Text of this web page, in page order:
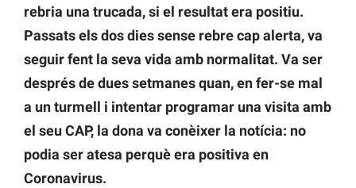
rebria una trucada, si el resultat era positiu.
Passats els dos dies sense rebre cap alerta, va
seguir fent la seva vida amb normalitat. Va ser
després de dues setmanes quan, en fer-se mal
a un turmell i intentar programar una visita amb
el seu CAP, la dona va conèixer la notícia: no
podia ser atesa perquè era positiva en
Coronavirus.